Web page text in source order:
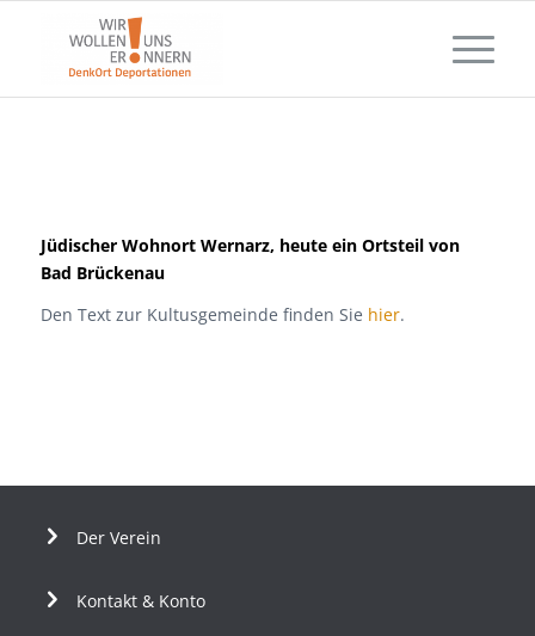
Jüdischer Wohnort Wernarz, heute ein Ortsteil von
Bad Brückenau
Den Text zur Kultusgemeinde finden Sie hier.
Der Verein
Kontakt & Konto